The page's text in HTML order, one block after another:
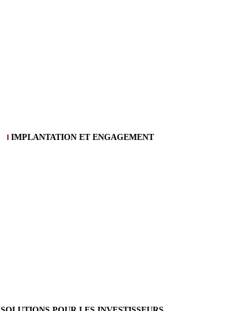
IMPLANTATION ET ENGAGEMENT